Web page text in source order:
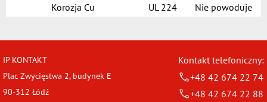
Korozja Cu
UL 224 Nie powoduje
IP KONTAKT
Plac Zwycięstwa 2, budynek E
90-312 Łódź
Kontakt telefoniczny:
+48 42 674 22 74
+48 42 674 22 88